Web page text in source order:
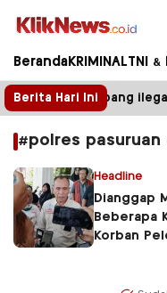
Kliknews.co.id
Beranda KRIMINAL TNI &
Berita Hari Ini
Truk Tambang ilegal
#polres pasuruan
Headline
Dianggap
Beberapa
Korban